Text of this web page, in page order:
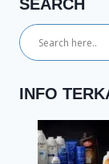
SEARCH
INFO